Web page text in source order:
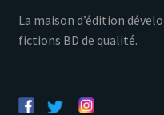
La maison d’édition
fictions BD de qualité.